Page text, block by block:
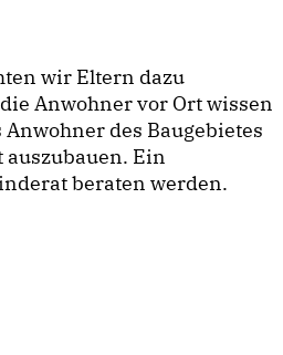
wir Eltern dazu
Anwohner vor Ort wissen
des Baugebietes
Ein
beraten werden.